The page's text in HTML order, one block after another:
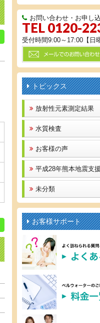
お問い合わせ・お申し
TEL 0120-
受付時間9:00～17:00【日
トピックス
放射性元素測定結果
水質検査
お客様の声
平成28年熊本地震支
未分類
お客様サポート